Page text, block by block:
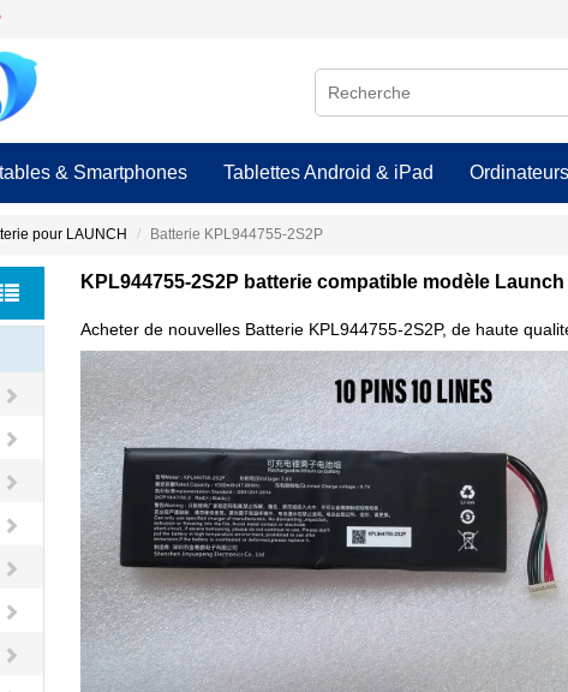
& Smartphones Tablettes Android & iPad
pour LAUNCH Batterie KPL944755-2S2P
KPL944755-2S2P batterie compatible modèle Launch
Acheter de nouvelles Batterie KPL944755-2S2P, de haute